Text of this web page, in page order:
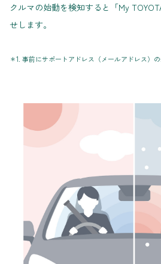
クルマの始動を検知すると「My
せします。
＊1. 事前にサポートアドレス（メールアドレス）の